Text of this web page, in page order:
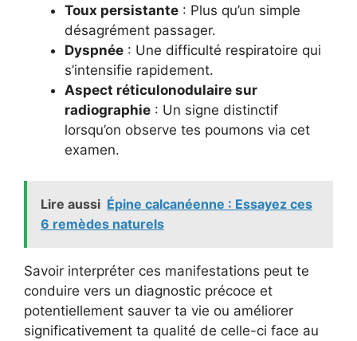
Toux persistante : Plus qu’un simple
désagrément passager.
Dyspnée : Une difficulté respiratoire qui
s’intensifie rapidement.
Aspect réticulonodulaire sur
radiographie : Un signe distinctif
lorsqu’on observe tes poumons via cet
examen.
Lire aussi Épine calcanéenne : Essayez ces
6 remèdes naturels
Savoir interpréter ces manifestations peut te
conduire vers un diagnostic précoce et
potentiellement sauver ta vie ou améliorer
significativement ta qualité de celle-ci face au